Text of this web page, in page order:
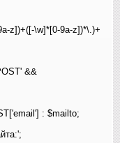
z])+([-\w]*[0-9a-z])*\.)+
&&
: $mailto;